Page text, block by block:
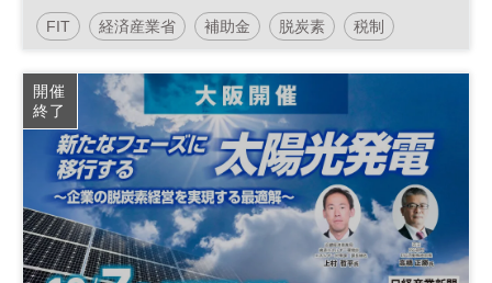
FIT 経済産業省 補助金 脱炭素 税制
太陽光発電 再生可能エネルギー 参加無料
日経産業新聞フォーラム
開催
終了